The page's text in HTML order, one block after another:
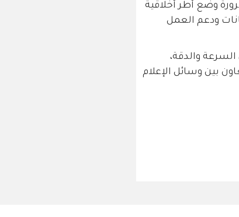
وضع أطر أخلاقية
ودعم العمل
السرعة والدقة،
بين وسائل الإعلام